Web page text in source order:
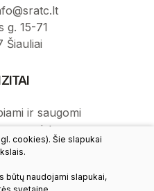
g. 15-71
Šiauliai
ir saugomi
registre.
145787276.
cookies). Šie slapukai
būtų naudojami slapukai,